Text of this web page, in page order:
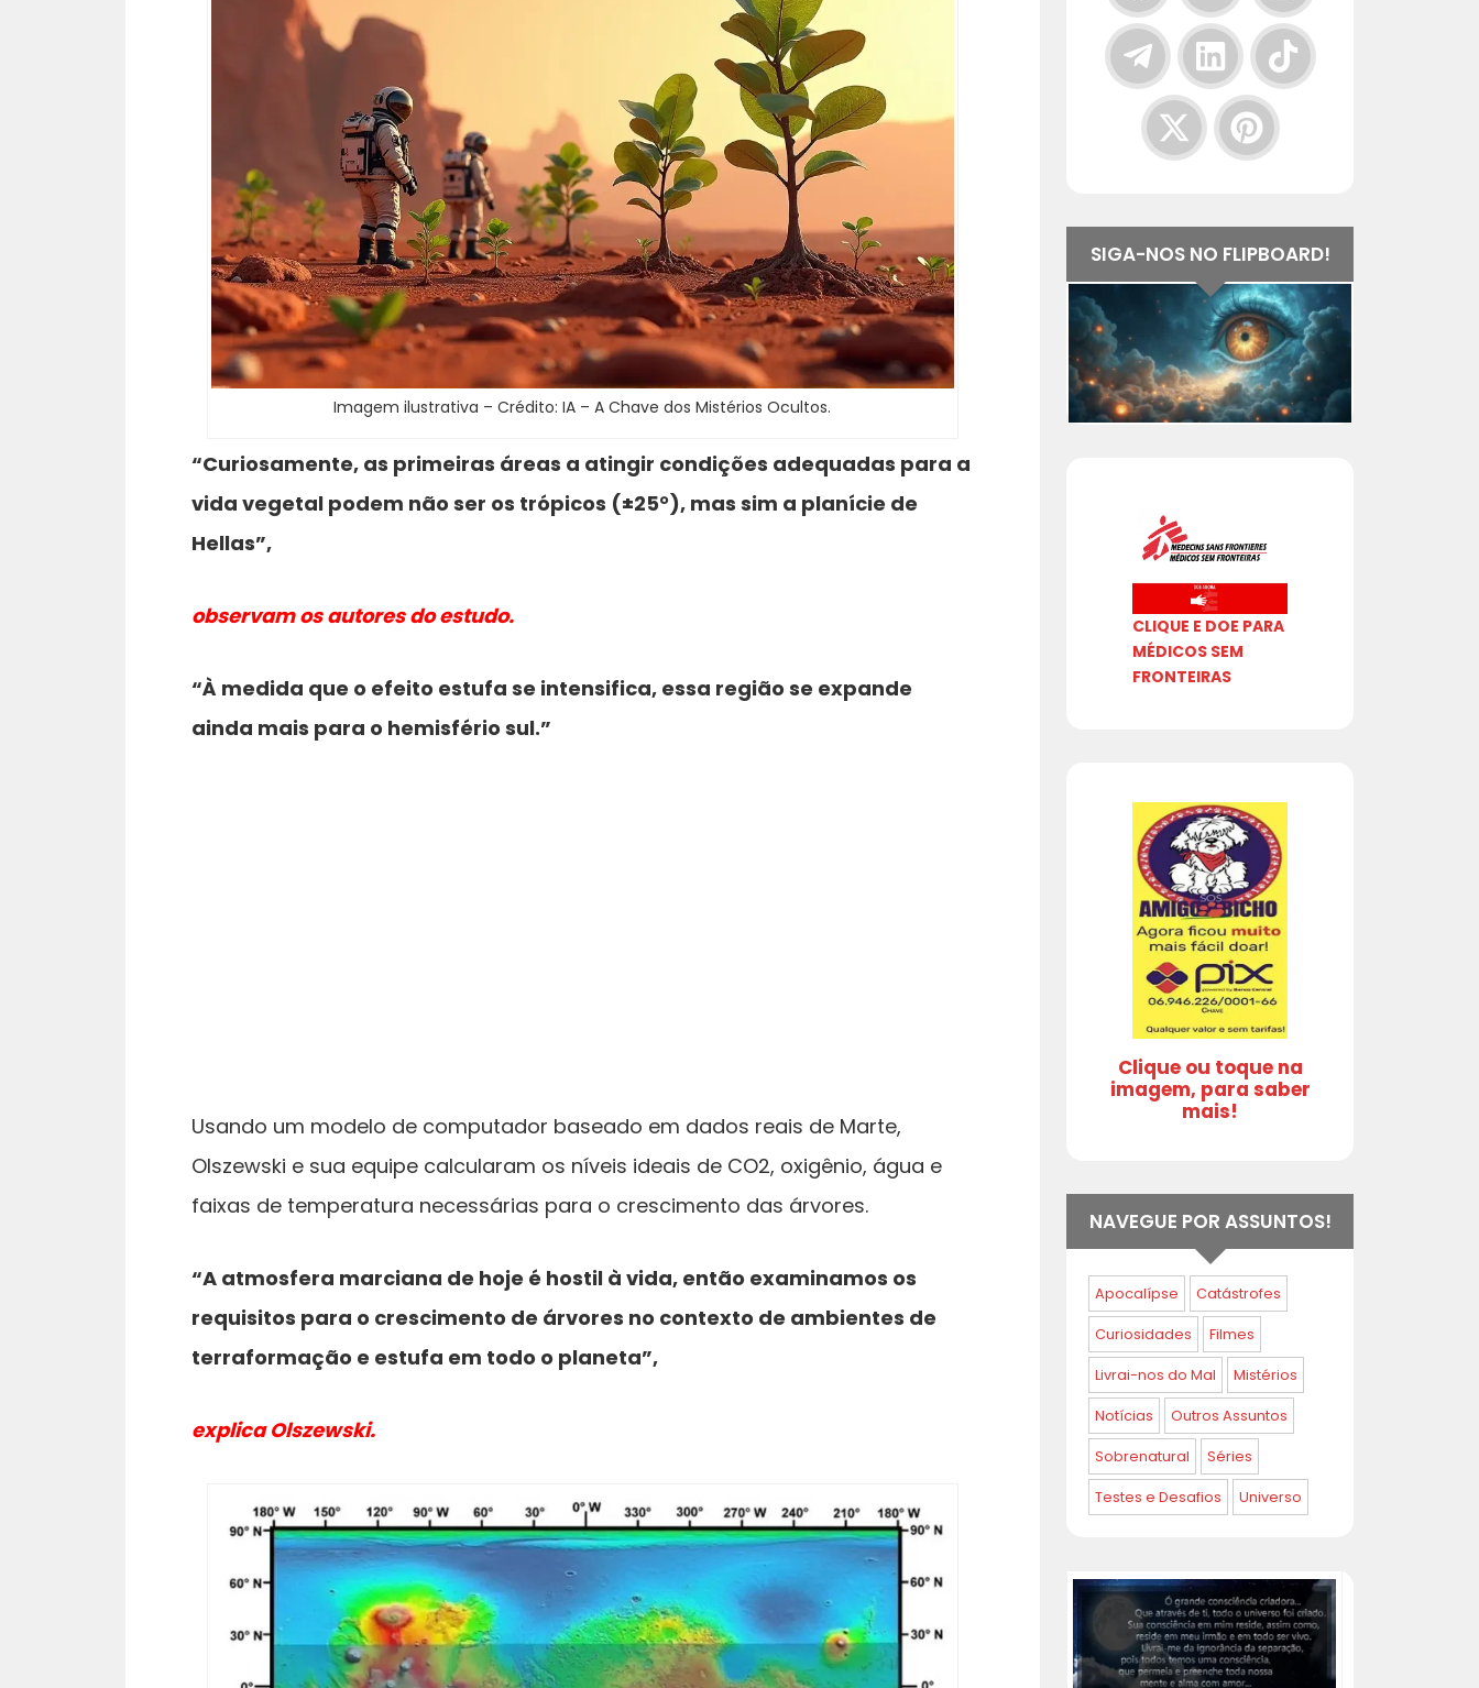
Imagem ilustrativa – Crédito: IA – A Chave dos Mistérios Ocultos.
“Curiosamente, as primeiras áreas a atingir condições adequadas para a
vida vegetal podem não ser os trópicos (±25°), mas sim a planície de
Hellas”,
observam os autores do estudo.
“À medida que o efeito estufa se intensifica, essa região se expande
ainda mais para o hemisfério sul.”
Usando um modelo de computador baseado em dados reais de Marte,
Olszewski e sua equipe calcularam os níveis ideais de CO2, oxigênio, água e
faixas de temperatura necessárias para o crescimento das árvores.
“A atmosfera marciana de hoje é hostil à vida, então examinamos os
requisitos para o crescimento de árvores no contexto de ambientes de
terraformação e estufa em todo o planeta”,
explica Olszewski.
SIGA-NOS NO FLIPBOARD!
CLIQUE E DOE PARA
MÉDICOS SEM
FRONTEIRAS
Clique ou toque na
imagem, para saber
mais!
NAVEGUE POR ASSUNTOS!
Apocalípse Catástrofes
Curiosidades Filmes
Livrai-nos do Mal Mistérios
Notícias Outros Assuntos
Sobrenatural Séries
Testes e Desafios Universo